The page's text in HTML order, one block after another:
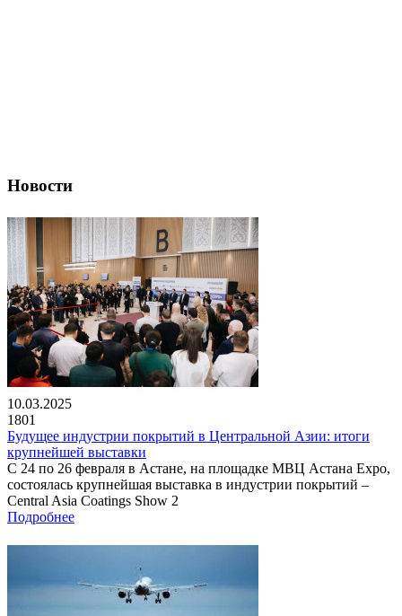
Новости
10.03.2025
1801
Будущее индустрии покрытий в Центральной Азии: итоги
крупнейшей выставки
С 24 по 26 февраля в Астане, на площадке МВЦ Астана Expo,
состоялась крупнейшая выставка в индустрии покрытий –
Central Asia Coatings Show 2
Подробнее